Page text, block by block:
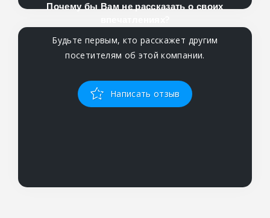
Почему бы Вам не рассказать о своих
Будьте первым, кто расскажет другим
посетителям об этой компании.
Написать отзыв